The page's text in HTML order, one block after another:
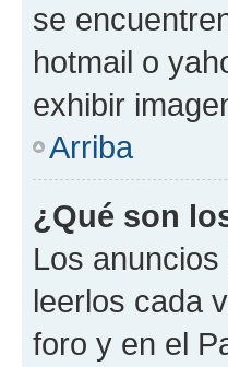
se
hotmail o
exhibir
Arriba
¿Qué son
Los
leerlos cada
foro y en el